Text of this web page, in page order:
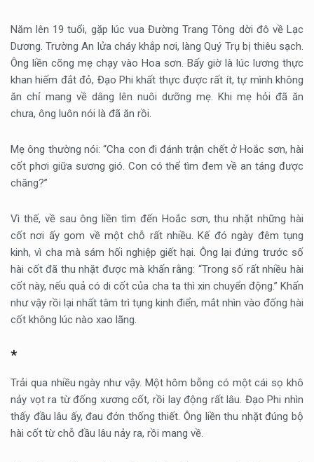
Năm lên 19 tuổi, gặp lúc vua Đường Trang Tông dời đô về Lạc
Dương. Trường An lửa cháy khắp nơi, làng Quý Trụ bị thiêu sạch.
Ông liền cõng mẹ chạy vào Hoa sơn. Bấy giờ là lúc lương thực
khan hiếm đắt đỏ, Đạo Phi khất thực được rất ít, tự mình không
ăn chỉ mang về dâng lên nuôi dưỡng mẹ. Khi mẹ hỏi đã ăn
chưa, ông luôn nói là đã ăn rồi.
Mẹ ông thường nói: “Cha con đi đánh trận chết ở Hoắc sơn, hài
cốt phơi giữa sương gió. Con có thể tìm đem về an táng được
chăng?”
Vì thế, về sau ông liền tìm đến Hoắc sơn, thu nhặt những hài
cốt nơi ấy gom về một chỗ rất nhiều. Kế đó ngày đêm tụng
kinh, vì cha mà sám hối nghiệp giết hại. Ông lại đứng trước số
hài cốt đã thu nhặt được mà khấn rằng: “Trong số rất nhiều hài
cốt này, nếu quả có di cốt của cha ta thì xin chuyển động.” Khấn
như vậy rồi lại nhất tâm trì tụng kinh điển, mắt nhìn vào đống hài
cốt không lúc nào xao lãng.
*
Trải qua nhiều ngày như vậy. Một hôm bỗng có một cái sọ khô
nảy vọt ra từ đống xương cốt, rồi lay động rất lâu. Đạo Phi nhìn
thấy đầu lâu ấy, đau đớn thống thiết. Ông liền thu nhặt đúng bộ
hài cốt từ chỗ đầu lâu nảy ra, rồi mang về.